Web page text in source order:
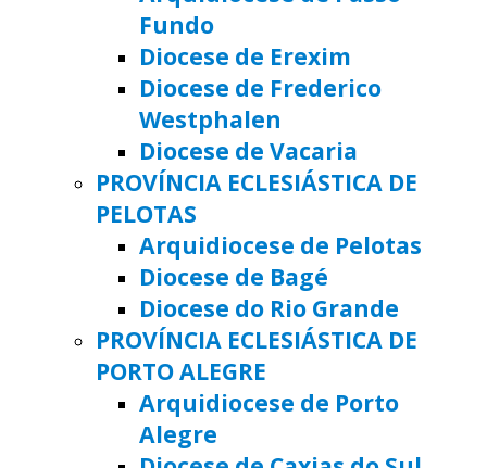
Fundo
Diocese de Erexim
Diocese de Frederico
Westphalen
Diocese de Vacaria
PROVÍNCIA ECLESIÁSTICA DE
PELOTAS
Arquidiocese de Pelotas
Diocese de Bagé
Diocese do Rio Grande
PROVÍNCIA ECLESIÁSTICA DE
PORTO ALEGRE
Arquidiocese de Porto
Alegre